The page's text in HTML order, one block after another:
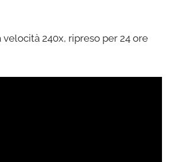
240x, ripreso per 24 ore